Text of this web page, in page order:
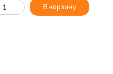
В корзину